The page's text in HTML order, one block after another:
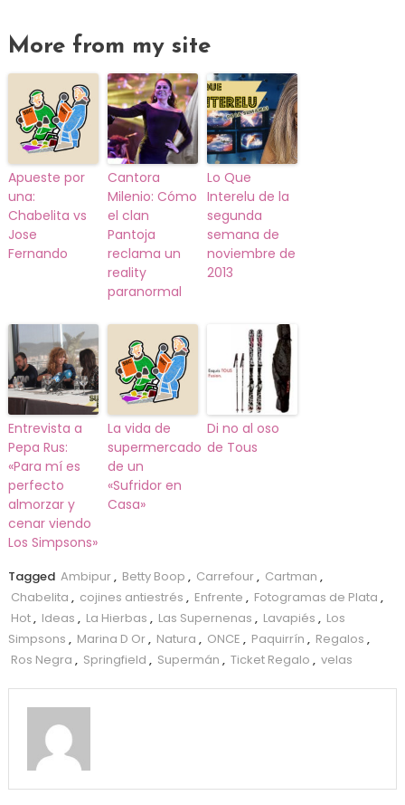
More from my site
Apueste por
una:
Chabelita vs
Jose
Fernando
Cantora
Milenio: Cómo
el clan
Pantoja
reclama un
reality
paranormal
Lo Que
Interelu de la
segunda
semana de
noviembre de
2013
Entrevista a
Pepa Rus:
«Para mí es
perfecto
almorzar y
cenar viendo
Los Simpsons»
La vida de
supermercado
de un
«Sufridor en
Casa»
Di no al oso
de Tous
Tagged Ambipur, Betty Boop , Carrefour, Cartman ,
Chabelita , cojines antiestrés , Enfrente , Fotogramas de Plata ,
Hot, Ideas , La Hierbas , Las Supernenas , Lavapiés , Los
Simpsons , Marina D Or, Natura , ONCE , Paquirrín , Regalos ,
Ros Negra , Springfield , Supermán , Ticket Regalo , velas